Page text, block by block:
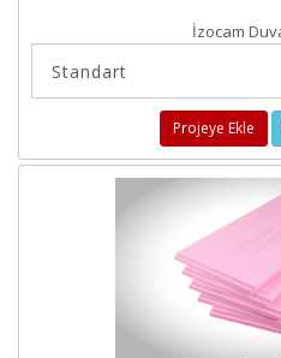
İzocam
Projeye Ekle